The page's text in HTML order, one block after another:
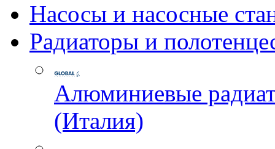
Насосы и насосные
Радиаторы и
Алюминиевые
(Италия)